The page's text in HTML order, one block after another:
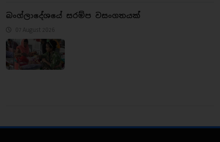
බංග්ලාදේශයේ සරම්ප වසංගතයක්
07 August 2026